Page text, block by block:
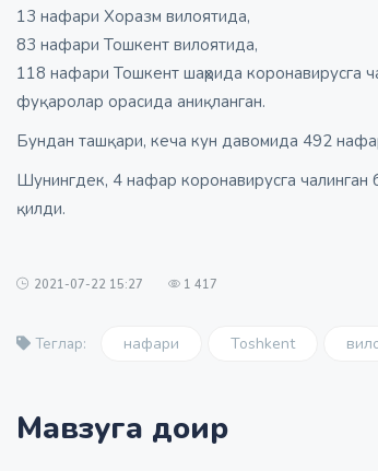
13 нафари Хоразм вилоятида,
83 нафари Тошкент вилоятида,
118 нафари Тошкент шаҳрида коронавирусга
фуқаролар орасида аниқланган.
Бундан ташқари, кеча кун давомида 492
Шунингдек, 4 нафар коронавирусга
қилди.
2021-07-22 15:27 1 417
Теглар: нафари Toshkent
Мавзуга доир